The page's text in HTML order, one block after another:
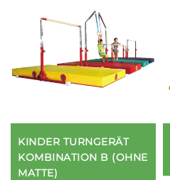
KINDER TURNGERÄT
KOMBINATION B (OHNE
MATTE)